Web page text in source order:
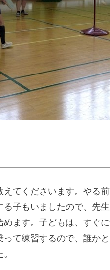
てくださいます。やる
子もいましたので、先
ます。子どもは、すぐ
て練習するので、誰か